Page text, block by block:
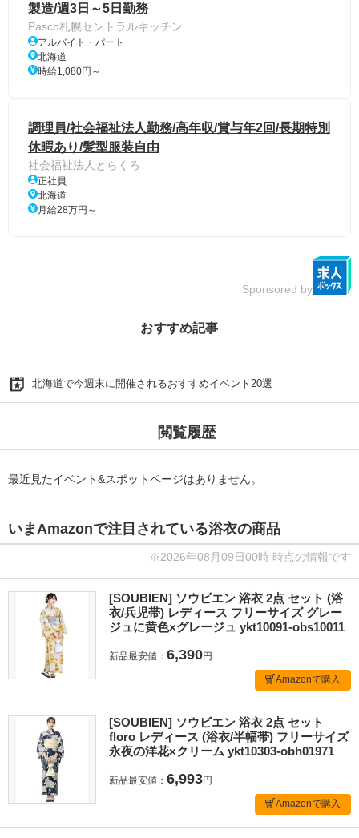
製造/週3日～5日勤務
Pasco札幌セントラルキッチン
アルバイト・パート
北海道
時給1,080円～
調理員/社会福祉法人勤務/高年収/賞与年2回/長期特別
休暇あり/髪型服装自由
社会福祉法人とらくろ
正社員
北海道
月給28万円～
Sponsored by
おすすめ記事
北海道で今週末に開催されるおすすめイベント20選
閲覧履歴
最近見たイベント&スポットページはありません。
いまAmazonで注目されている浴衣の商品
※2026年08月09日00時 時点の情報です
[SOUBIEN] ソウビエン 浴衣 2点 セット (浴
衣/兵児帯) レディース フリーサイズ グレー
ジュに黄色×グレージュ ykt10091-obs10011
新品最安値： 6,390円
Amazonで購入
[SOUBIEN] ソウビエン 浴衣 2点 セット
floro レディース (浴衣/半幅帯) フリーサイズ
永夜の洋花×クリーム ykt10303-obh01971
新品最安値： 6,993円
Amazonで購入